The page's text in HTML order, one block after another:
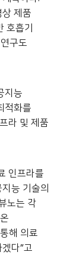
제품
호흡기
구도
지능
적화를
라 및 제품
인프라를
능 기술의
노는 각
해 의료
다”고